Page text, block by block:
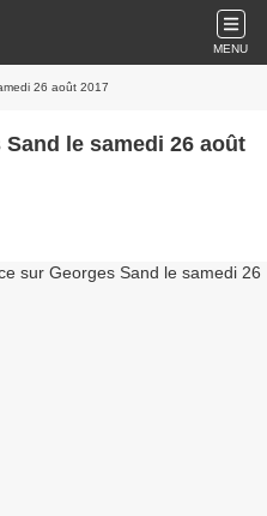
MENU
26 août 2017
le samedi 26 août